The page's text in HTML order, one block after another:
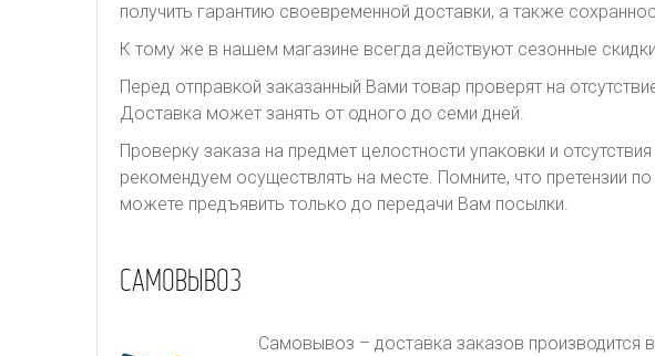
получить гарантию своевременной доставки, а также
К тому же в нашем магазине всегда действуют сезонные
Перед отправкой заказанный Вами товар проверят на
Доставка может занять от одного до семи дней.
Проверку заказа на предмет целостности упаковки и
рекомендуем осуществлять на месте. Помните, что претензии
можете предъявить только до передачи Вам посылки.
САМОВЫВОЗ
Самовывоз – доставка заказов производится